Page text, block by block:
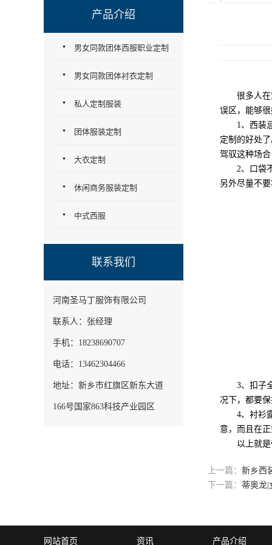
很多人在穿
误区，能够
1、西装忌
定制的好处
驾驭这种场
2、口袋不
另外尽量不
3、扣子全
况下，都要
4、衬衫露
意，而且在
以上就是帝
上一篇： 新乡西
下一篇： 蒂奥龙|
产品介绍
男女同款团体西服职业定制
男女同款团体衬衣定制
私人定制服装
团体服装定制
大衣定制
休闲商务服装定制
中式西服
联系我们
河南圣马丁服饰有限公司
联系人：张经理
手机：18238690707
电话：13462304466
地址：新乡市红旗区新东大道
166号国家863科技产业园区
网站首页 资讯 产品介绍